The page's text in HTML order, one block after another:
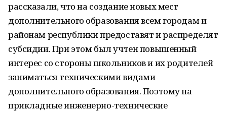
рассказали, что на создание новых мест
дополнительного образования всем городам и
районам республики предоставят и распределят
субсидии. При этом был учтен повышенный
интерес со стороны школьников и их родителей
заниматься техническими видами
дополнительного образования. Поэтому на
прикладные инженерно-технические